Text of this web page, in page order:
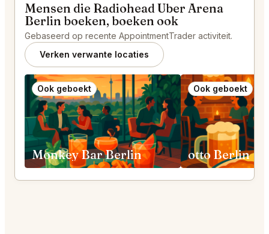
Mensen die Radiohead Uber Arena
Berlin boeken, boeken ook
Gebaseerd op recente AppointmentTrader activiteit.
Verken verwante locaties
Ook geboekt
Monkey Bar Berlin
Ook geboekt
otto Berlin